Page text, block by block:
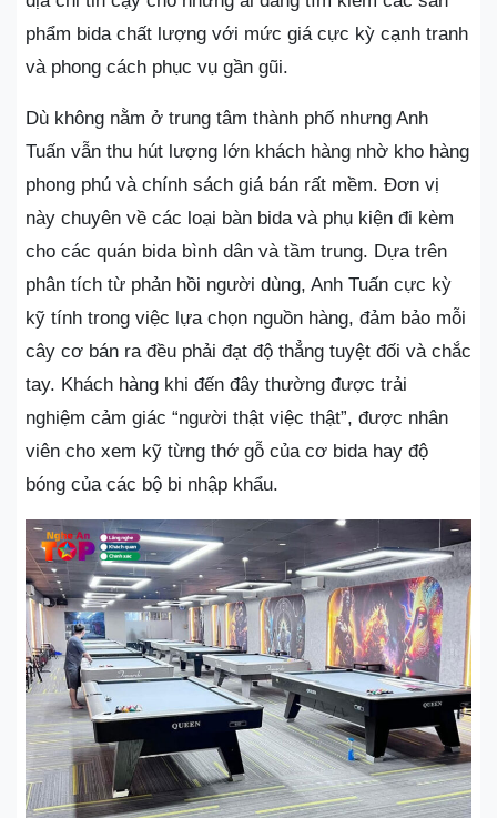
phẩm bida chất lượng với mức giá cực kỳ cạnh tranh
và phong cách phục vụ gần gũi.
Dù không nằm ở trung tâm thành phố nhưng Anh
Tuấn vẫn thu hút lượng lớn khách hàng nhờ kho hàng
phong phú và chính sách giá bán rất mềm. Đơn vị
này chuyên về các loại bàn bida và phụ kiện đi kèm
cho các quán bida bình dân và tầm trung. Dựa trên
phân tích từ phản hồi người dùng, Anh Tuấn cực kỳ
kỹ tính trong việc lựa chọn nguồn hàng, đảm bảo mỗi
cây cơ bán ra đều phải đạt độ thẳng tuyệt đối và chắc
tay. Khách hàng khi đến đây thường được trải
nghiệm cảm giác “người thật việc thật”, được nhân
viên cho xem kỹ từng thớ gỗ của cơ bida hay độ
bóng của các bộ bi nhập khẩu.